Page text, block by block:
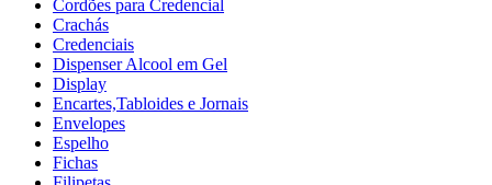
Cordões para Credencial
Crachás
Credenciais
Dispenser Alcool em Gel
Display
Encartes,Tabloides e Jornais
Envelopes
Espelho
Fichas